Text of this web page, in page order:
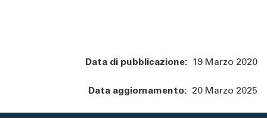
Data di pubblicazione: 19 Marzo 2020
Data aggiornamento: 20 Marzo 2025